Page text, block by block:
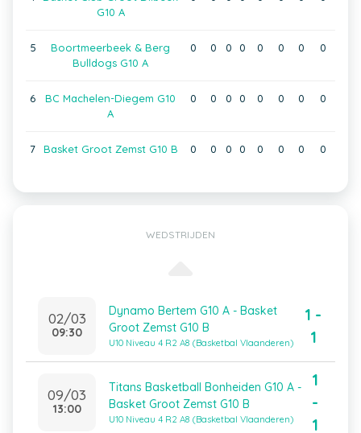
G10 A
5
Boortmeerbeek & Berg
Bulldogs G10 A
0 0 0 0 0 0 0 0
6
BC Machelen-Diegem G10
A
0 0 0 0 0 0 0 0
7 Basket Groot Zemst G10 B 0 0 0 0 0 0 0 0
WEDSTRIJDEN
02/03
09:30
Dynamo Bertem G10 A - Basket
Groot Zemst G10 B
U10 Niveau 4 R2 A8 (Basketbal Vlaanderen)
1 -
1
09/03
13:00
Titans Basketball Bonheiden G10 A -
Basket Groot Zemst G10 B
U10 Niveau 4 R2 A8 (Basketbal Vlaanderen)
1
-
1